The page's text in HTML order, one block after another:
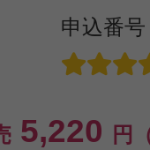
申込番
5,220 円